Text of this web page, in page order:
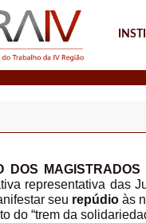
DOS
representativa das
seu repúdioàs
do “trem da